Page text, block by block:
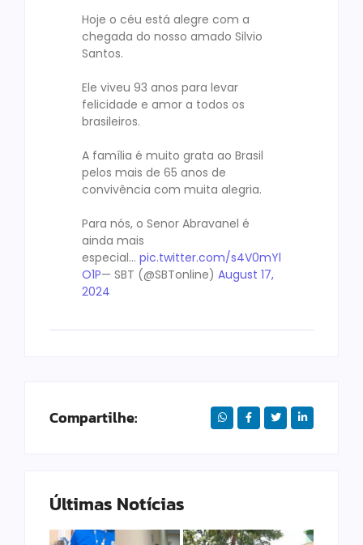
Hoje o céu está alegre com a
chegada do nosso amado Silvio
Santos.
Ele viveu 93 anos para levar
felicidade e amor a todos os
brasileiros.
A família é muito grata ao Brasil
pelos mais de 65 anos de
convivência com muita alegria.
Para nós, o Senor Abravanel é
ainda mais
especial… pic.twitter.com/s4V0mYl
O1P— SBT (@SBTonline) August 17,
2024
Compartilhe:
Últimas Notícias